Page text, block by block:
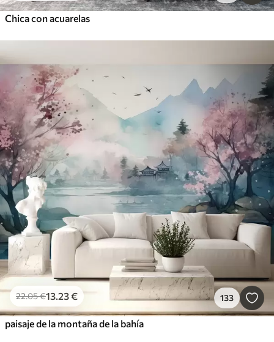
Chica con acuarelas
22.05€13.23€ 133
paisaje de la montaña de la bahía